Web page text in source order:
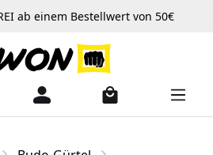
ab einem Bestellwert von 50€